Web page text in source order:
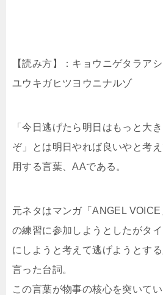
【読み方】：キョウニゲタラア
ユウキガヒツヨウニナルゾ
「今日逃げたら明日はもっと大
ぞ」とは明日やれば良いやと考
用する言葉、AAである。
元ネタはマンガ「ANGEL
の練習に参加しようとしたがタ
にしようと考えて逃げようとす
言った台詞。
この言葉が物事の核心を突いて